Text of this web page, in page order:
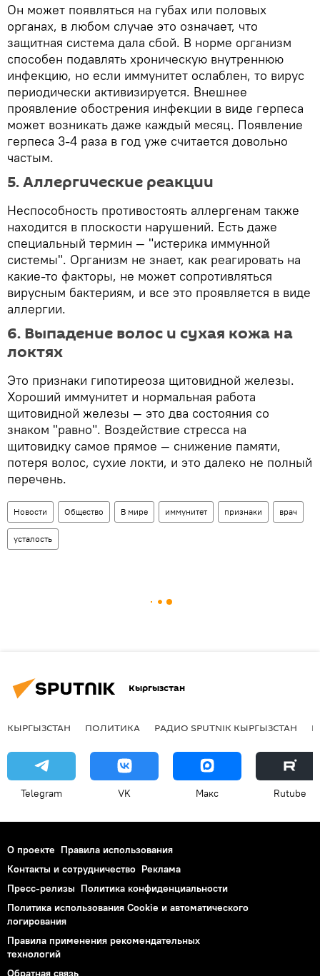
Он может появляться на губах или половых
органах, в любом случае это означает, что
защитная система дала сбой. В норме организм
способен подавлять хроническую внутреннюю
инфекцию, но если иммунитет ослаблен, то вирус
периодически активизируется. Внешнее
проявление обострения инфекции в виде герпеса
может возникать даже каждый месяц. Появление
герпеса 3-4 раза в год уже считается довольно
частым.
5. Аллергические реакции
Неспособность противостоять аллергенам также
находится в плоскости нарушений. Есть даже
специальный термин — "истерика иммунной
системы". Организм не знает, как реагировать на
какие-то факторы, не может сопротивляться
вирусным бактериям, и все это проявляется в виде
аллергии.
6. Выпадение волос и сухая кожа на
локтях
Это признаки гипотиреоза щитовидной железы.
Хороший иммунитет и нормальная работа
щитовидной железы — это два состояния со
знаком "равно". Воздействие стресса на
щитовидку самое прямое — снижение памяти,
потеря волос, сухие локти, и это далеко не полный
перечень.
Новости Общество В мире иммунитет признаки врач
усталость
Кыргызстан
КЫРГЫЗСТАН ПОЛИТИКА РАДИО SPUTNIK КЫРГЫЗСТАН
Telegram VK Макс Rutube
О проекте Правила использования
Контакты и сотрудничество Реклама
Пресс-релизы Политика конфиденциальности
Политика использования Cookie и автоматического
логирования
Правила применения рекомендательных
технологий
Обратная связь